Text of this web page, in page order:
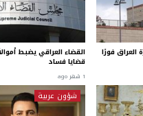
العراق فورًا القضاء العراقي يضبط
قضايا فساد
1 شهر ago
شؤون عربية